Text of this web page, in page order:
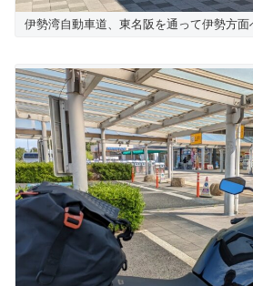
伊勢湾自動車道、東名阪を通って伊勢方面